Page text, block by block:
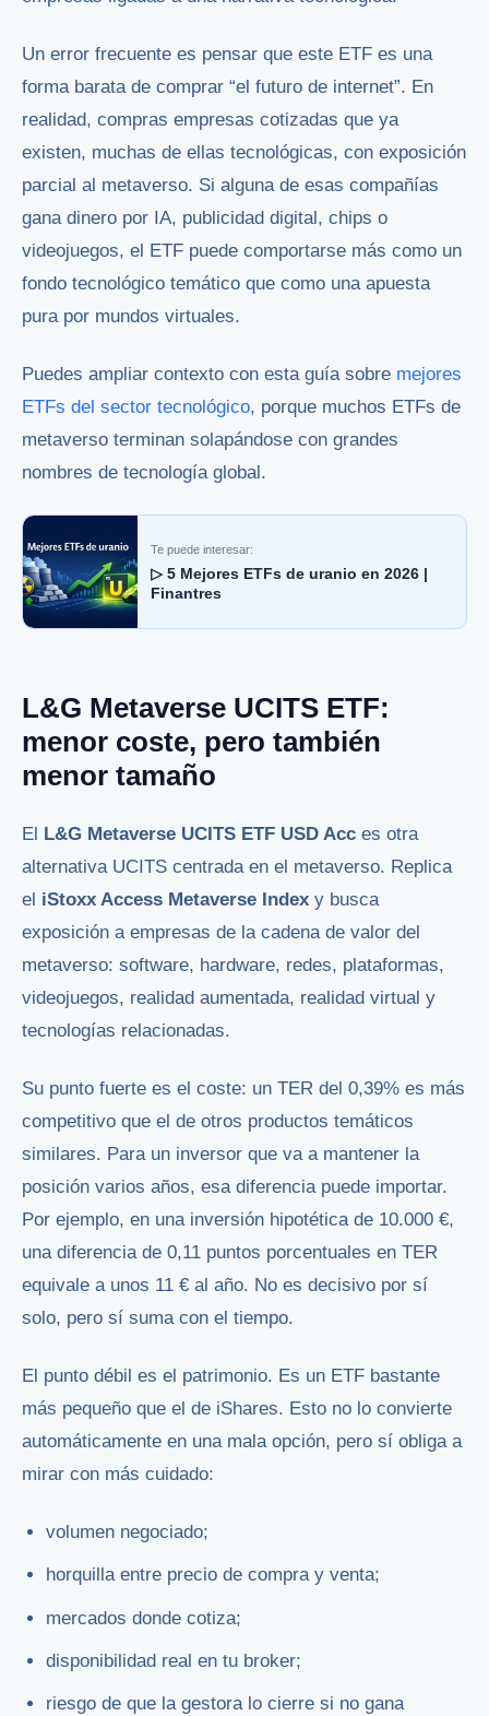
Un error frecuente es pensar que este ETF es una
forma barata de comprar “el futuro de internet”. En
realidad, compras empresas cotizadas que ya
existen, muchas de ellas tecnológicas, con exposición
parcial al metaverso. Si alguna de esas compañías
gana dinero por IA, publicidad digital, chips o
videojuegos, el ETF puede comportarse más como un
fondo tecnológico temático que como una apuesta
pura por mundos virtuales.
Puedes ampliar contexto con esta guía sobre mejores
ETFs del sector tecnológico, porque muchos ETFs de
metaverso terminan solapándose con grandes
nombres de tecnología global.
Te puede interesar:
▷ 5 Mejores ETFs de uranio en 2026 |
Finantres
L&G Metaverse UCITS ETF:
menor coste, pero también
menor tamaño
El L&G Metaverse UCITS ETF USD Acc es otra
alternativa UCITS centrada en el metaverso. Replica
el iStoxx Access Metaverse Index y busca
exposición a empresas de la cadena de valor del
metaverso: software, hardware, redes, plataformas,
videojuegos, realidad aumentada, realidad virtual y
tecnologías relacionadas.
Su punto fuerte es el coste: un TER del 0,39% es más
competitivo que el de otros productos temáticos
similares. Para un inversor que va a mantener la
posición varios años, esa diferencia puede importar.
Por ejemplo, en una inversión hipotética de 10.000 €,
una diferencia de 0,11 puntos porcentuales en TER
equivale a unos 11 € al año. No es decisivo por sí
solo, pero sí suma con el tiempo.
El punto débil es el patrimonio. Es un ETF bastante
más pequeño que el de iShares. Esto no lo convierte
automáticamente en una mala opción, pero sí obliga a
mirar con más cuidado:
volumen negociado;
horquilla entre precio de compra y venta;
mercados donde cotiza;
disponibilidad real en tu broker;
riesgo de que la gestora lo cierre si no gana